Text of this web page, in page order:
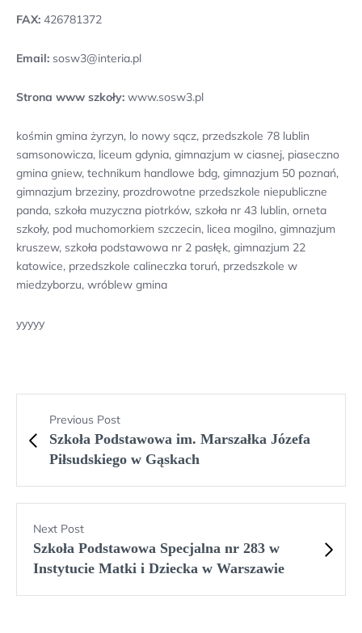
FAX: 426781372
Email: sosw3@interia.pl
Strona www szkoły: www.sosw3.pl
kośmin gmina żyrzyn, lo nowy sącz, przedszkole 78 lublin
samsonowicza, liceum gdynia, gimnazjum w ciasnej, piaseczno
gmina gniew, technikum handlowe bdg, gimnazjum 50 poznań,
gimnazjum brzeziny, prozdrowotne przedszkole niepubliczne
panda, szkoła muzyczna piotrków, szkoła nr 43 lublin, orneta
szkoły, pod muchomorkiem szczecin, licea mogilno, gimnazjum
kruszew, szkoła podstawowa nr 2 pasłęk, gimnazjum 22
katowice, przedszkole calineczka toruń, przedszkole w
miedzyborzu, wróblew gmina
yyyyy
Previous Post
Szkoła Podstawowa im. Marszałka Józefa
Piłsudskiego w Gąskach
Next Post
Szkoła Podstawowa Specjalna nr 283 w
Instytucie Matki i Dziecka w Warszawie